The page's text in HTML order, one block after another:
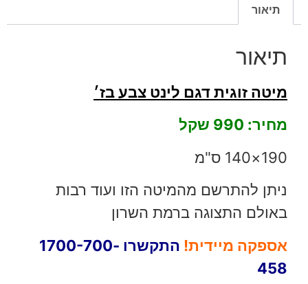
תיאור
תיאור
מיטה זוגית דגם לינט צבע בז׳
מחיר: 990 שקל
190×140 ס"מ
ניתן להתרשם מהמיטה הזו ועוד רבות
באולם התצוגה ברמת השרון
אספקה מיידית!
התקשרו 1700-700-
458